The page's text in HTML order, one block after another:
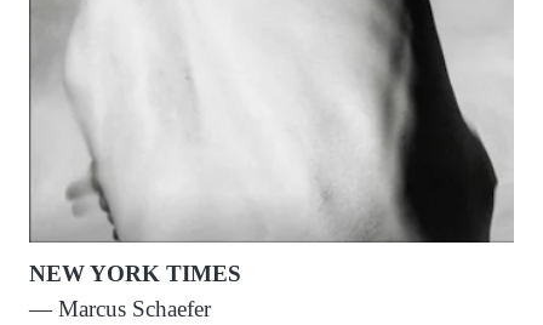
NEW YORK TIMES
— Marcus Schaefer